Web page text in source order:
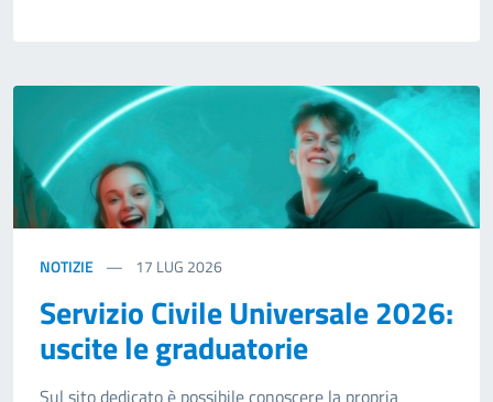
NOTIZIE 17 LUG 2026
Servizio Civile Universale 2026:
uscite le graduatorie